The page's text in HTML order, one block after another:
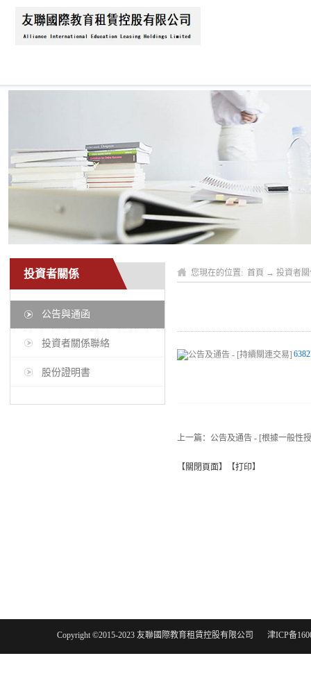
投資者關係
公告與通函
投資者關係聯絡
股份證明書
您現在的位置: 首頁 → 投資者
上一篇： 公告及通告 - [根據一般性
【 關閉頁面】【打印】
Copyright ©2015-2023 友聯國際教育租賃控股有限公司 津ICP备